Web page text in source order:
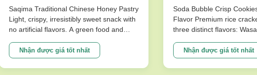
nhẹ giòn tan, không hương vị
nhân tạo, tốt cho lá lách và dạ
dày
Saqima Traditional Chinese Honey Pastry
Light, crispy, irresistibly sweet snack with
no artificial flavors. A green food and
Specifications Product Name Saqima
Traditional Chinese Honey Pastry Light
Crispy Irresistibly Sweet Snack No
Nhận được giá tốt nhất
Soda Bubble Crisp
Flavor Premium rice
three distinct flavors:
baked for a low-fat, crispy
satisfies cravings without
on health. Product
Nhận được giá tốt nhất